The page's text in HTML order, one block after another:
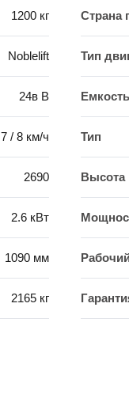
1200 кг Страна
Noblelift Тип
24в В
7 / 8 км/ч Тип
2690 Высота
2.6 кВт
1090 мм
2165 кг